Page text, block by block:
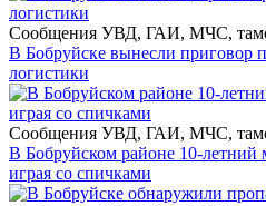
Сообщения УВД, ГАИ, МЧС,
В Бобруйске вынесли приговор
логистики
Сообщения УВД, ГАИ, МЧС,
В Бобруйском районе 10-летний
играя со спичками